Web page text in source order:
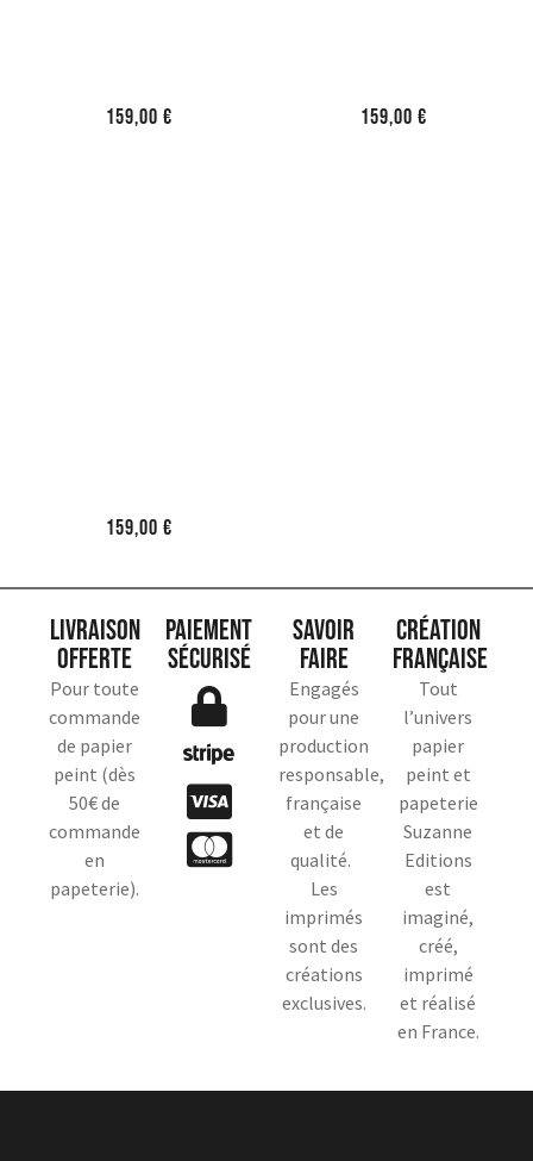
159,00 € 159,00 €
159,00 €
Livraison
offerte
Pour toute
commande
de papier
peint (dès
50€ de
commande
en
papeterie).
Paiement
sécurisé
Savoir
faire
Engagés
pour une
production
responsable,
française
et de
qualité.
Les
imprimés
sont des
créations
exclusives.
Création
française
Tout
l’univers
papier
peint et
papeterie
Suzanne
Editions
est
imaginé,
créé,
imprimé
et réalisé
en France.